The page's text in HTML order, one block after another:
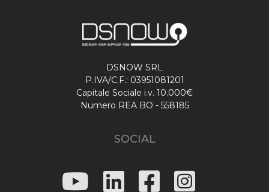
DSNOW SRL
P.IVA/C.F.: 03951081201
Capitale Sociale i.v. 10.000€
Numero REA BO - 558185
SOCIAL